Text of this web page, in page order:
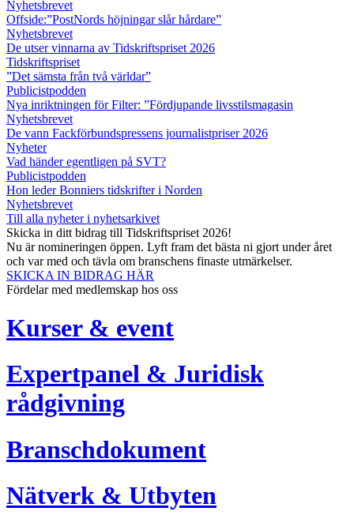
Nyhetsbrevet
Offside:”PostNords höjningar slår hårdare”
Nyhetsbrevet
De utser vinnarna av Tidskriftspriset 2026
Tidskriftspriset
”Det sämsta från två världar”
Publicistpodden
Nya inriktningen för Filter: ”Fördjupande livsstilsmagasin
Nyhetsbrevet
De vann Fackförbundspressens journalistpriser 2026
Nyheter
Vad händer egentligen på SVT?
Publicistpodden
Hon leder Bonniers tidskrifter i Norden
Nyhetsbrevet
Till alla nyheter i nyhetsarkivet
Skicka in ditt bidrag till Tidskriftspriset 2026!
Nu är nomineringen öppen. Lyft fram det bästa ni gjort under året
och var med och tävla om branschens finaste utmärkelser.
SKICKA IN BIDRAG HÄR
Fördelar med medlemskap hos oss
Kurser & event
Expertpanel & Juridisk
rådgivning
Branschdokument
Nätverk & Utbyten